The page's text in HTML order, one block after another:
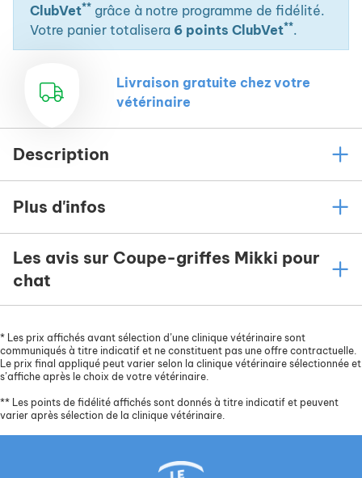
ClubVet** grâce à notre programme de fidélité.
Votre panier totalisera 6 points ClubVet**.
Livraison gratuite chez votre
vétérinaire
Description
Plus d'infos
Les avis sur Coupe-griffes Mikki pour
chat
* Les prix affichés avant sélection d’une clinique vétérinaire sont
communiqués à titre indicatif et ne constituent pas une offre contractuelle.
Le prix final appliqué peut varier selon la clinique vétérinaire sélectionnée et
s’affiche après le choix de votre vétérinaire.
** Les points de fidélité affichés sont donnés à titre indicatif et peuvent
varier après sélection de la clinique vétérinaire.